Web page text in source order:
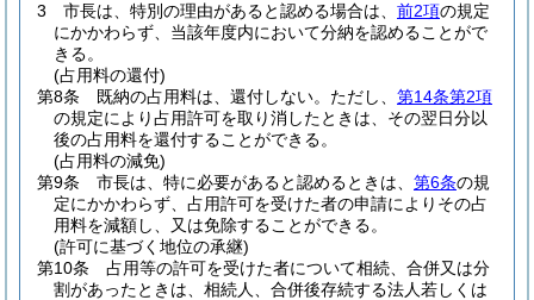
3
市長は、特別の理由があると認める場合は、 前2項の規定
にかかわらず、当該年度内において分納を認めることがで
きる。
(占用料の還付)
第8条
既納の占用料は、還付しない。 ただし、 第14条第2項
の規定により占用許可を取り消したときは、その翌日分以
後の占用料を還付することができる。
(占用料の減免)
第9条
市長は、特に必要があると認めるときは、 第6条の規
定にかかわらず、占用許可を受けた者の申請によりその占
用料を減額し、又は免除することができる。
(許可に基づく地位の承継)
第10条
占用等の許可を受けた者について相続、合併又は分
割があったときは、相続人、合併後存続する法人若しくは